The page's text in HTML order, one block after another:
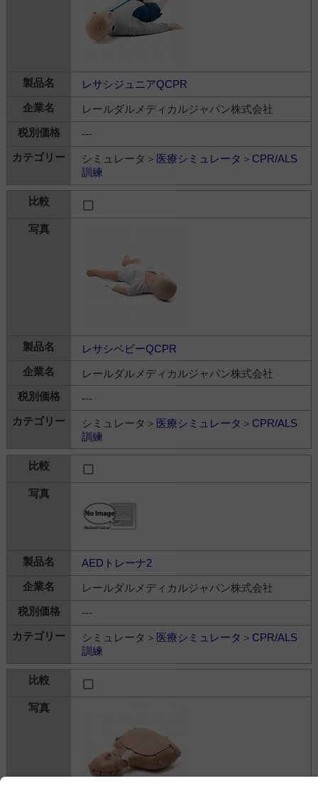
レサシジュニアQCPR
レールダルメディカルジャパン株式会社
---
シミュレータ＞ 医療シミュレータ ＞ CPR/ALS
訓練
レサシベビーQCPR
レールダルメディカルジャパン株式会社
---
シミュレータ＞ 医療シミュレータ ＞ CPR/ALS
訓練
AEDトレーナ2
レールダルメディカルジャパン株式会社
---
シミュレータ＞ 医療シミュレータ ＞ CPR/ALS
訓練